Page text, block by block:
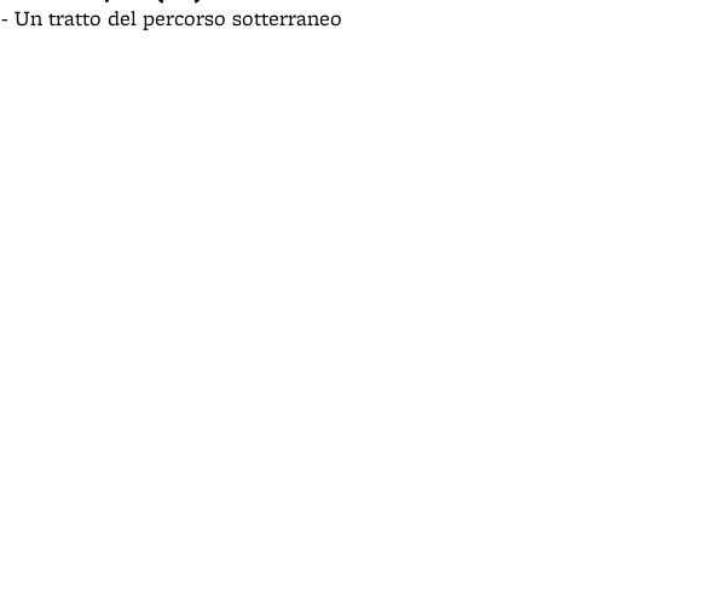
- Un tratto del percorso sotterraneo